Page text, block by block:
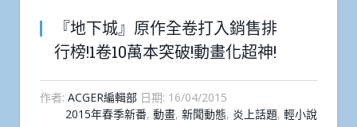
『地下城』原作全卷打入銷售排
行榜!1卷10萬本突破!動畫化超神!
作者: ACGER編輯部 日期: 16/04/2015
2015年春季新番, 動畫, 新聞動態, 炎上話題, 輕小說